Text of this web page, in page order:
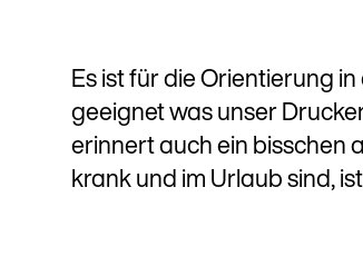
Es ist für die Orientierung
geeignet was unser
erinnert auch ein bisschen
krank und im Urlaub sind,